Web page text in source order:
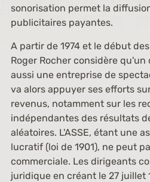
sonorisation permet la
publicitaires payantes.
A partir de 1974 et le début
Roger Rocher considère
aussi une entreprise de
va alors appuyer ses efforts
revenus, notamment sur les
indépendantes des résultats
aléatoires. L'ASSE, étant une
lucratif (loi de 1901), ne peut
commerciale. Les dirigeants
juridique en créant le 27 juillet